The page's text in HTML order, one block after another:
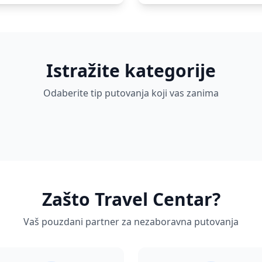
Istražite kategorije
Odaberite tip putovanja koji vas zanima
Evropska putovanja
Grupna putovanja
Zašto Travel Centar?
Vaš pouzdani partner za nezaboravna putovanja